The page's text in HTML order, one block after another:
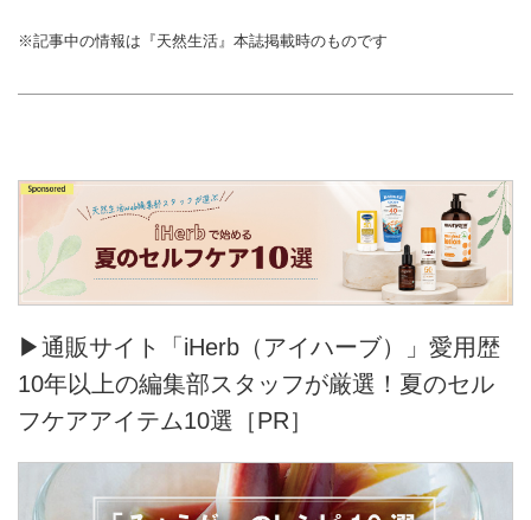
※記事中の情報は『天然生活』本誌掲載時のものです
▶通販サイト「iHerb（アイハーブ）」愛用歴
10年以上の編集部スタッフが厳選！夏のセル
フケアアイテム10選［PR］